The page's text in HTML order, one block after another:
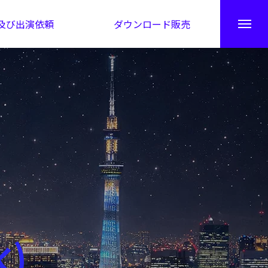
び出演依頼 ダウンロード販売
秘伝公開！吉凶カレンダー